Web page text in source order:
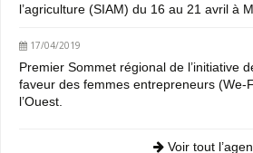
l’agriculture (SIAM) du 16 au 21 avril à
17/04/2019
Premier Sommet régional de l’initiative
faveur des femmes entrepreneurs (We-
l’Ouest.
Voir tout